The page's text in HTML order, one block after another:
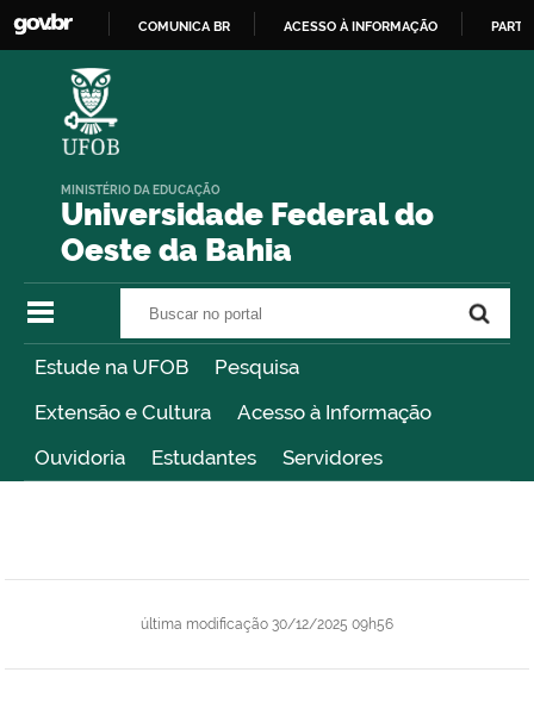
COMUNICA BR ACESSO À INFORMAÇÃO
Universidade Federal do
Oeste da Bahia
MINISTÉRIO DA EDUCAÇÃO
Estude na UFOB
Pesquisa
Extensão e Cultura
Acesso à Informação
Ouvidoria
Estudantes Servidores
última modificação 30/12/2025 09h56